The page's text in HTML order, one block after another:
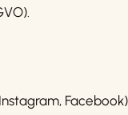
Facebook)